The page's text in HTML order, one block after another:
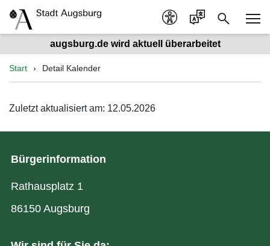
augsburg.de wird aktuell überarbeitet
Start Detail Kalender
Zuletzt aktualisiert am: 12.05.2026
Bürgerinformation
Rathausplatz 1
86150 Augsburg